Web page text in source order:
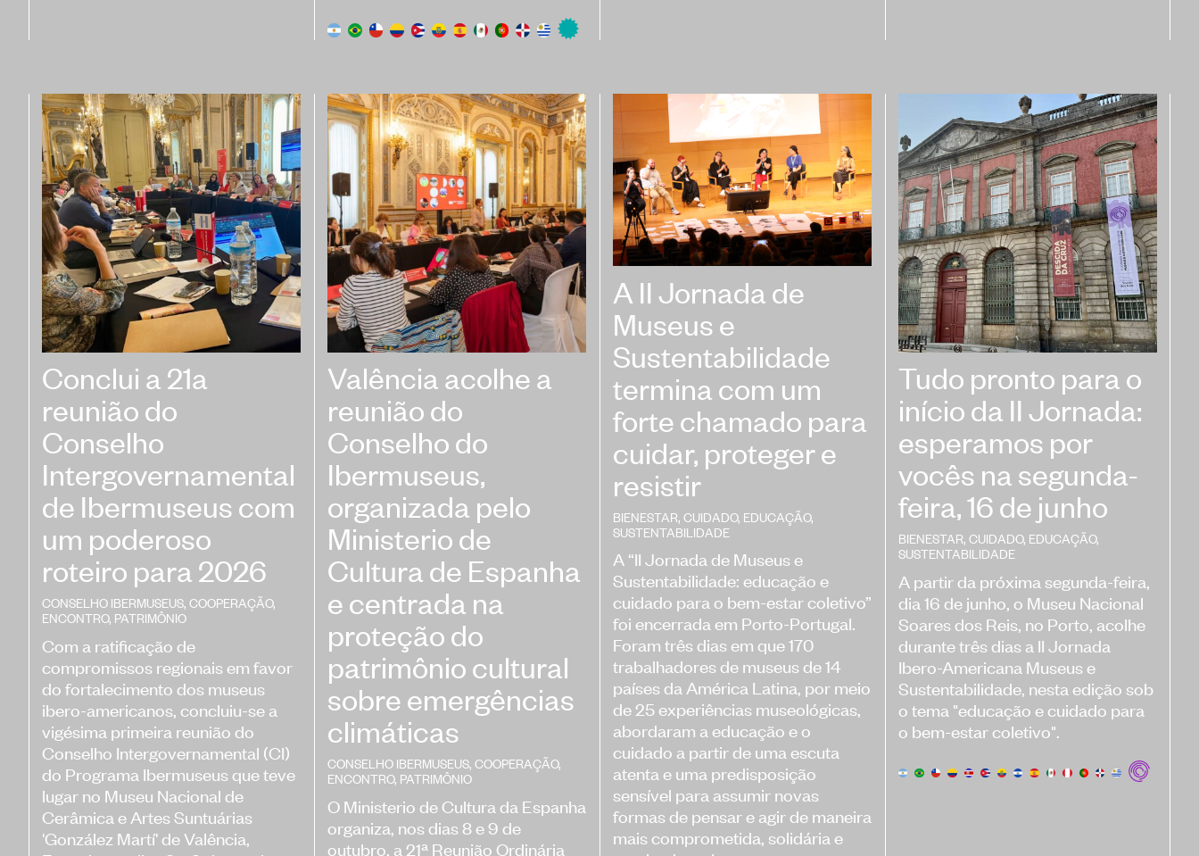
Conclui a 21a
reunião do
Conselho
Intergovernamental
de Ibermuseus com
um poderoso
roteiro para 2026
CONSELHO IBERMUSEUS,COOPERAÇÃO,
ENCONTRO, PATRIMÔNIO
Com a ratificação de
compromissos regionais em favor
do fortalecimento dos museus
ibero-americanos, concluiu-se a
vigésima primeira reunião do
Conselho Intergovernamental (CI)
do Programa Ibermuseus que teve
lugar no Museu Nacional de
Cerâmica e Artes Suntuárias
'González Martí' de Valência,
Valência acolhe a
reunião do
Conselho do
Ibermuseus,
organizada pelo
Ministerio de
Cultura de Espanha
e centrada na
proteção do
patrimônio cultural
sobre emergências
climáticas
CONSELHO IBERMUSEUS,COOPERAÇÃO,
ENCONTRO, PATRIMÔNIO
O Ministerio de Cultura da Espanha
organiza, nos dias 8 e 9 de
outubro, a 21ª Reunião Ordinária
A II Jornada de
Museus e
Sustentabilidade
termina com um
forte chamado para
cuidar, proteger e
resistir
BIENESTAR,CUIDADO, EDUCAÇÃO,
SUSTENTABILIDADE
A “II Jornada de Museus e
Sustentabilidade: educação e
cuidado para o bem-estar coletivo”
foi encerrada em Porto-Portugal.
Foram três dias em que 170
trabalhadores de museus de 14
países da América Latina, por meio
de 25 experiências museológicas,
abordaram a educação e o
cuidado a partir de uma escuta
atenta e uma predisposição
sensível para assumir novas
formas de pensar e agir de maneira
mais comprometida, solidária e
Tudo pronto para o
início da II Jornada:
esperamos por
vocês na segunda-
feira, 16 de junho
BIENESTAR,CUIDADO, EDUCAÇÃO,
SUSTENTABILIDADE
A partir da próxima segunda-feira,
dia 16 de junho, o Museu Nacional
Soares dos Reis, no Porto, acolhe
durante três dias a II Jornada
Ibero-Americana Museus e
Sustentabilidade, nesta edição sob
o tema "educação e cuidado para
o bem-estar coletivo".